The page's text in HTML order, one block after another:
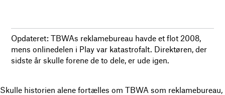
Opdateret: TBWAs reklamebureau havde et flot 2008,
mens onlinedelen i Play var katastrofalt. Direktøren, der
sidste år skulle forene de to dele, er ude igen.
Skulle historien alene fortælles om TBWA som reklamebureau,